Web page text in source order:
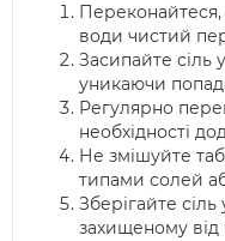
води чистий
Засипайте сіль
уникаючи
Регулярно
необхідності
Не змішуйте
типами солей
Зберігайте
захищеному